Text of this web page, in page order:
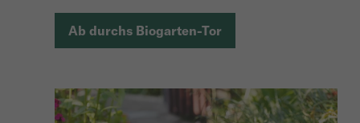
Ab durchs Biogarten-Tor